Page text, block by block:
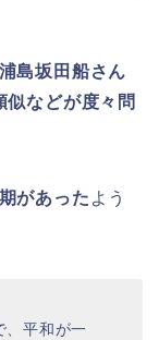
浦島坂田船さん
似などが度々問
があった よう
、平和が一